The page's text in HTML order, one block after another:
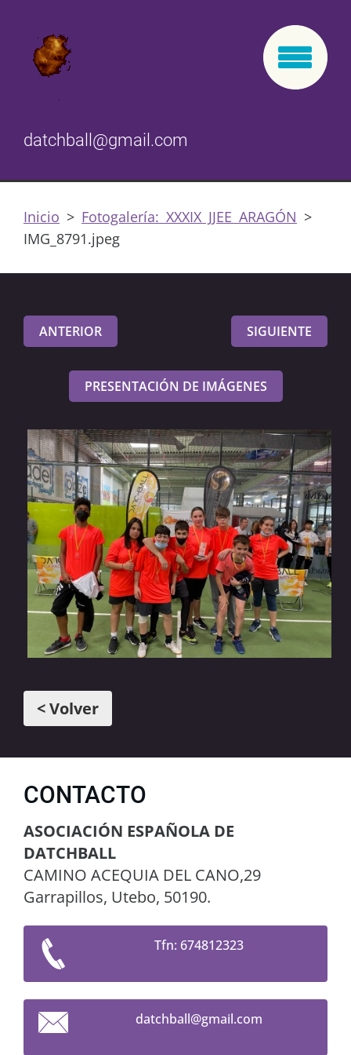
datchball@gmail.com
Inicio > Fotogalería: XXXIX JJEE ARAGÓN >
IMG_8791.jpeg
ANTERIOR SIGUIENTE
PRESENTACIÓN DE IMÁGENES
< Volver
CONTACTO
ASOCIACIÓN ESPAÑOLA DE
DATCHBALL
CAMINO ACEQUIA DEL CANO,29
Garrapillos, Utebo, 50190.
Tfn: 674812323
datchball@gmail.com